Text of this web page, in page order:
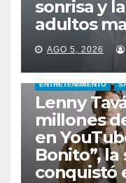
sonrisa y
adultos
AGO 5, 2026
ENTRETENIMIENTO
Lenny
millones
en
Bonito”, la
conquistó